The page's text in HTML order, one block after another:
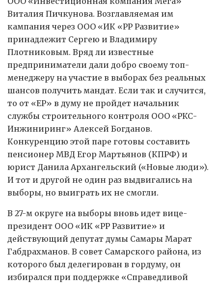
Виталия Пичкунова. Возглавляемая им
кампания через ООО «ИК «РР Развитие»
принадлежит Сергею и Владимиру
Плотниковым. Вряд ли известные
предприниматели дали добро своему топ-
менеджеру на участие в выборах без реальных
шансов получить мандат. Если так и случится,
то от «ЕР» в думу не пройдет начальник
службы строительного контроля ООО «РКС-
Инжиниринг» Алексей Богданов.
Конкуренцию этой паре готовы составить
пенсионер МВД Егор Мартьянов (КПРФ) и
юрист Данила Архангельский («Новые люди»).
И тот и другой не один раз выдвигались на
выборы, но выиграть их не смогли.
В 27-м округе на выборы вновь идет вице-
президент ООО «ИК «РР Развитие» и
действующий депутат думы Самары Марат
Габдрахманов. В совет Самарского района, из
которого был делегирован в гордуму, он
избирался при поддержке «Справедливой